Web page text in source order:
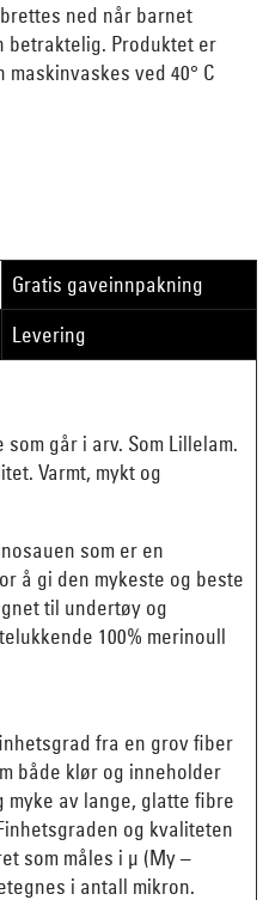
ned når barnet
betraktelig. Produktet er
ved 40° C
Gratis gaveinnpakning
Levering
går i arv. Som Lillelam.
Varmt, mykt og
som er en
å gi den mykeste og beste
til undertøy og
100% merinoull
fra en grov fiber
både klør og inneholder
av lange, glatte fibre
og kvaliteten
som måles i µ (My –
i antall mikron.